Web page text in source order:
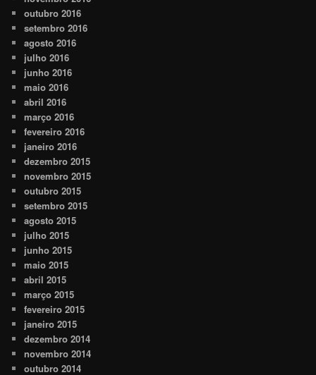
outubro 2016
setembro 2016
agosto 2016
julho 2016
junho 2016
maio 2016
abril 2016
março 2016
fevereiro 2016
janeiro 2016
dezembro 2015
novembro 2015
outubro 2015
setembro 2015
agosto 2015
julho 2015
junho 2015
maio 2015
abril 2015
março 2015
fevereiro 2015
janeiro 2015
dezembro 2014
novembro 2014
outubro 2014